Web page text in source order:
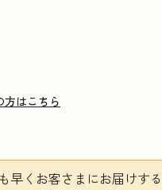
方はこちら
早くお客さまにお届け